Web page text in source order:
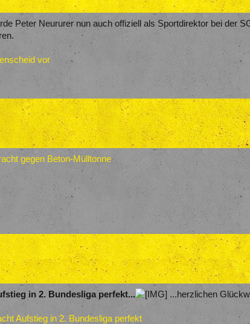
Peter Neururer nun auch offiziell als Sportdirektor bei der
vor
gegen Beton-Mülltonne
in 2. Bundesliga perfekt... ...herzlichen
Aufstieg in 2. Bundesliga perfekt